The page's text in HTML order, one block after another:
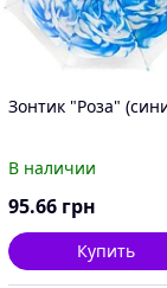
Зонтик "Роза"
В наличии
95.66 грн
Купить